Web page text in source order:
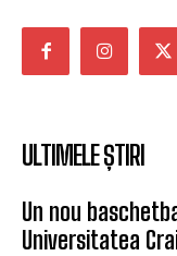
ULTIMELE ȘTIRI
Un nou
Universitatea